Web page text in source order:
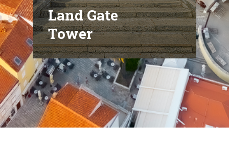
Land Gate
Tower